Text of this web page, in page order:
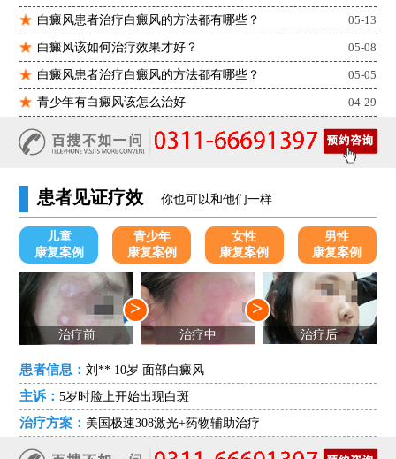
白癜风患者治疗白癜风的方法都有哪些？ 05-13
白癜风该如何治疗效果才好？ 05-08
白癜风患者治疗白癜风的方法都有哪些？ 05-05
青少年有白癜风该怎么治好 04-29
患者见证疗效 你也可以和他们一样
儿童
康复案例
青少年
康复案例
女性
康复案例
男性
康复案例
治疗前
>
治疗中
>
治疗后
患者信息：刘** 10岁 面部白癜风
主诉：5岁时脸上开始出现白斑
治疗方案： 美国极速308激光+药物辅助治疗